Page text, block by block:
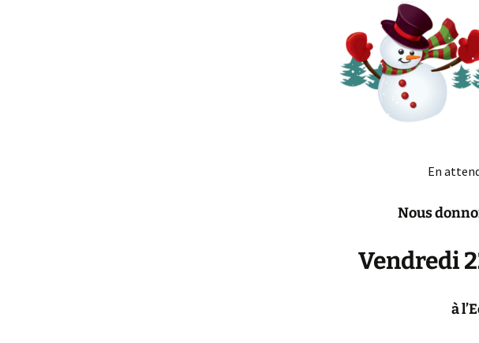
En
Nous
Vendredi
à